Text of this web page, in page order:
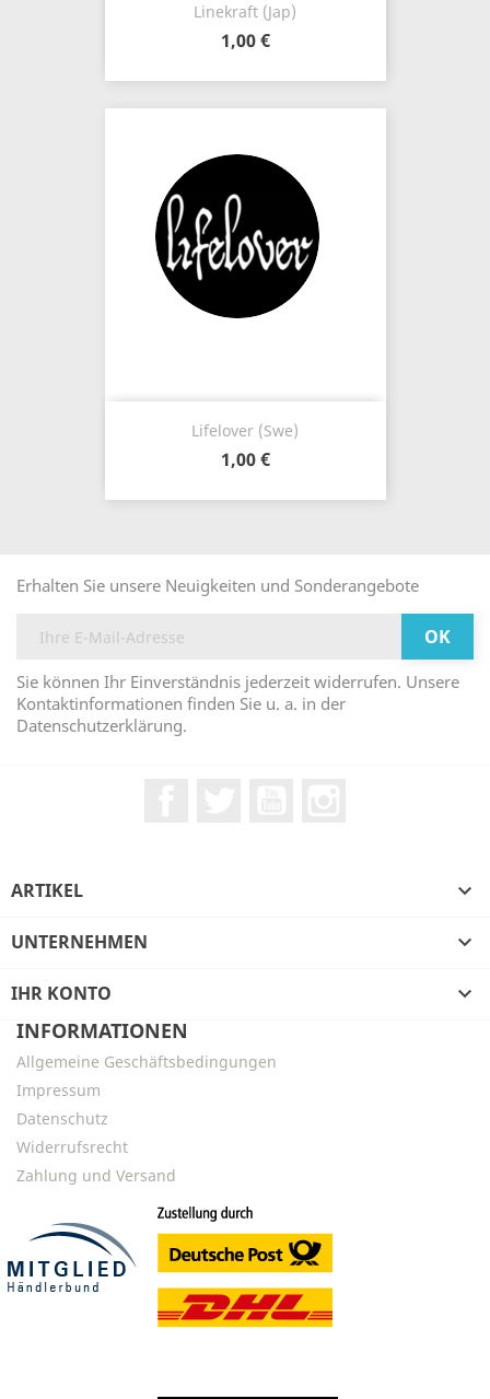
Linekraft (Jap)
1,00 €
Lifelover (Swe)
1,00 €
Erhalten Sie unsere Neuigkeiten und Sonderangebote
Sie können Ihr Einverständnis jederzeit widerrufen. Unsere
Kontaktinformationen finden Sie u. a. in der
Datenschutzerklärung.
ARTIKEL 
UNTERNEHMEN 
IHR KONTO

INFORMATIONEN
Allgemeine Geschäftsbedingungen
Impressum
Datenschutz
Widerrufsrecht
Zahlung und Versand